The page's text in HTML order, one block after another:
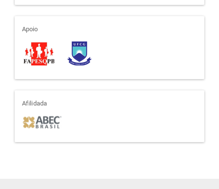
apoio
Apoio
afiliada
Afilidada